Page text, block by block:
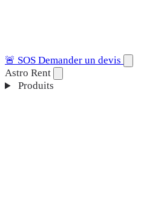
🚨 SOS Demander un devis
Astro Rent
Produits